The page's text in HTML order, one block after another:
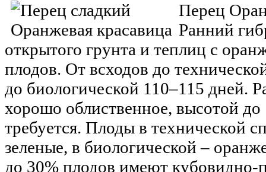
Перец
Ранний
открытого грунта и теплиц с
плодов. От всходов до
до биологической 110–115 дней.
хорошо облиственное, высотой
требуется. Плоды в технической
зеленые, в биологической –
до 30% плодов имеют